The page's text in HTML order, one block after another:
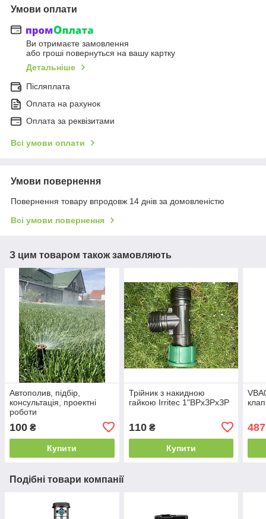
Умови оплати
Ви отримаєте замовлення
або гроші повернуться на вашу картку
Детальніше
Післяплата
Оплата на рахунок
Оплата за реквізитами
Всі умови оплати
Умови повернення
Повернення товару впродовж 14 днів за домовленістю
Всі умови повернення
З цим товаром також замовляють
Автополив, підбір,
консультація, проектні
роботи
100 ₴
Купити
Трійник з накидною
гайкою Irritec 1"ВРхЗРхЗР
110₴
Купити
Подібні товари компанії